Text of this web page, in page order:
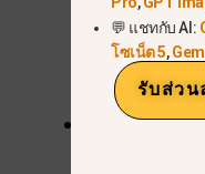
Labs Video
ให้คุณนำเข้า
1080p ของ
การรักษาข้อ
ได้เพียงแค่ข
💬 แชทกับ AI:
โซเน็ต 5,
รับส่วน